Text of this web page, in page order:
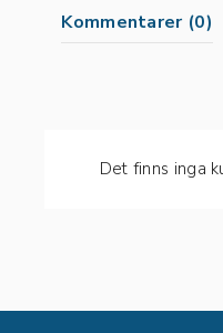
Kommentarer (0)
Det finns inga